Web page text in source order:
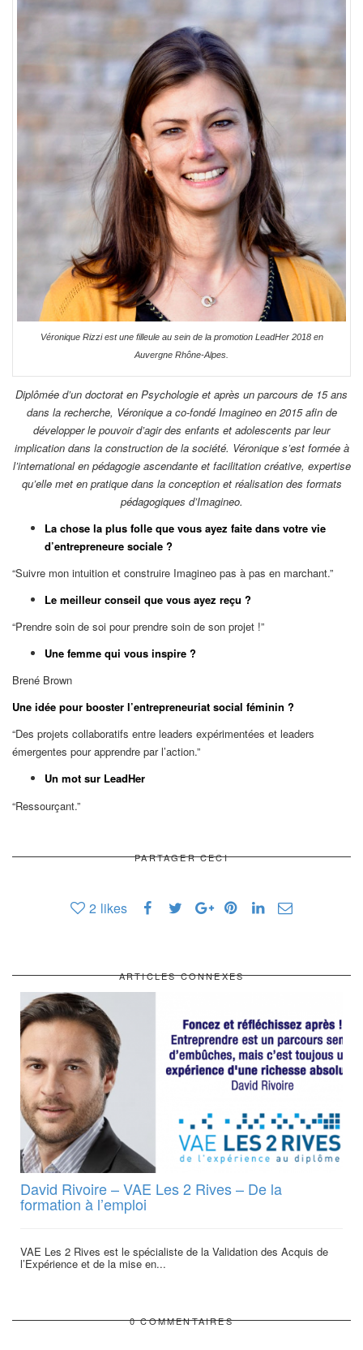
Véronique Rizzi est une filleule au sein de la promotion LeadHer 2018 en
Auvergne Rhône-Alpes.
Diplômée d’un doctorat en Psychologie et après un parcours de 15 ans
dans la recherche, Véronique a co-fondé Imagineo en 2015 afin de
développer le pouvoir d’agir des enfants et adolescents par leur
implication dans la construction de la société. Véronique s’est formée à
l’international en pédagogie ascendante et facilitation créative, expertise
qu’elle met en pratique dans la conception et réalisation des formats
pédagogiques d’Imagineo.
La chose la plus folle que vous ayez faite dans votre vie
d’entrepreneure sociale ?
“Suivre mon intuition et construire Imagineo pas à pas en marchant.”
Le meilleur conseil que vous ayez reçu ?
“Prendre soin de soi pour prendre soin de son projet !”
Une femme qui vous inspire ?
Brené Brown
Une idée pour booster l’entrepreneuriat social féminin ?
“Des projets collaboratifs entre leaders expérimentées et leaders
émergentes pour apprendre par l’action.”
Un mot sur LeadHer
“Ressourçant.”
PARTAGER CECI
2 likes
ARTICLES CONNEXES
David Rivoire – VAE Les 2 Rives – De la
formation à l’emploi
VAE Les 2 Rives est le spécialiste de la Validation des Acquis de
l’Expérience et de la mise en...
0 COMMENTAIRES